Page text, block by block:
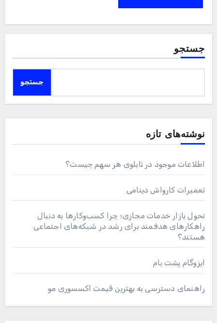
جستجو
جستجو
نوشته‌های تازه
اطلاعات موجود در تابلوی هر سهم چیست؟
تعمیرات کارواش دینامی
تحول بازار خدمات مجازی؛ چرا کسب‌وکارها به دنبال
راهکارهای هدفمند برای رشد در شبکه‌های اجتماعی
هستند؟
ایزوگام پشت بام
راهنمای دسترسی به بهترین قیمت اکسسوری مو